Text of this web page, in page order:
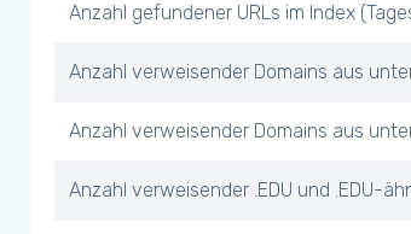
Anzahl gefundener URLs im Index
Anzahl verweisender Domains aus
Anzahl verweisender Domains aus
Anzahl verweisender .EDU und .EDU-